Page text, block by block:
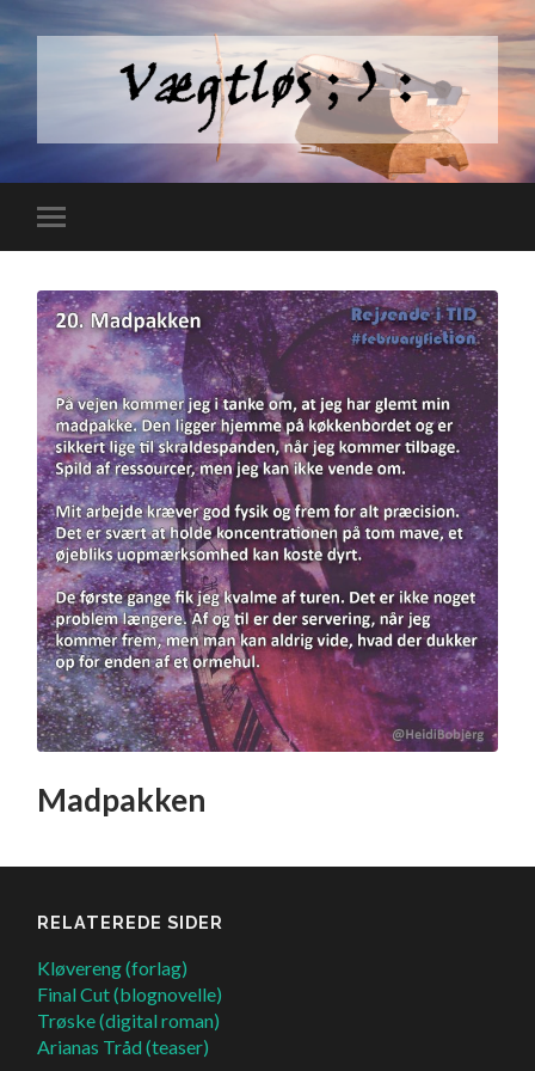
Madpakken
RELATEREDE SIDER
Kløvereng (forlag)
Final Cut (blognovelle)
Trøske (digital roman)
Arianas Tråd (teaser)